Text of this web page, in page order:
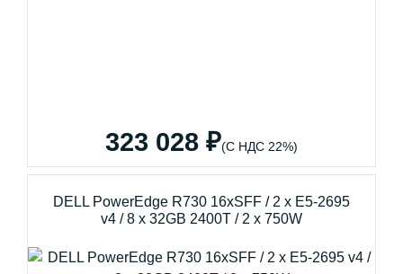
323 028 ₽(С НДС 22%)
DELL PowerEdge R730 16xSFF / 2 x E5-2695
v4 / 8 x 32GB 2400T / 2 x 750W